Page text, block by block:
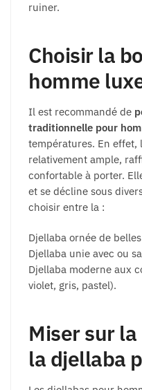
ruiner.
Choisir la
homme
Il est recommandé de
traditionnelle pour
températures. En effet,
relativement ample,
confortable à porter.
et se décline sous
choisir entre la :
Djellaba ornée de
Djellaba unie avec ou
Djellaba moderne aux
violet, gris, pastel).
Miser sur
la djellaba